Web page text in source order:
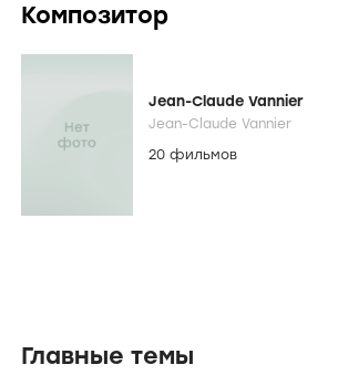
Композитор
Jean-Claude Vannier
Jean-Claude Vannier
20 фильмов